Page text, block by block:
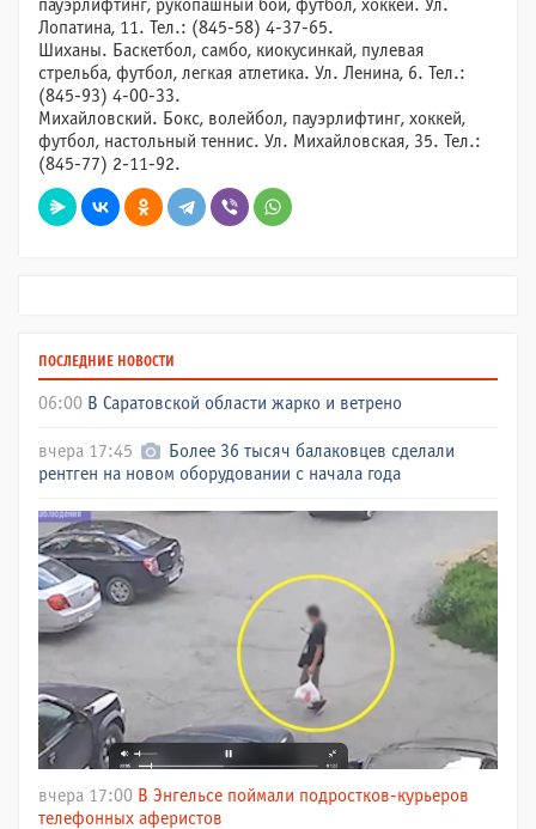
пауэрлифтинг, рукопашный бой, футбол, хоккей. Ул.
Лопатина, 11. Тел.: (845-58) 4-37-65.
Шиханы. Баскетбол, самбо, киокусинкай, пулевая
стрельба, футбол, легкая атлетика. Ул. Ленина, 6. Тел.:
(845-93) 4-00-33.
Михайловский. Бокс, волейбол, пауэрлифтинг, хоккей,
футбол, настольный теннис. Ул. Михайловская, 35. Тел.:
(845-77) 2-11-92.
ПОСЛЕДНИЕ НОВОСТИ
06:00 В Саратовской области жарко и ветрено
вчера 17:45
Более 36 тысяч балаковцев сделали
рентген на новом оборудовании с начала года
вчера 17:00 В Энгельсе поймали подростков-курьеров
телефонных аферистов